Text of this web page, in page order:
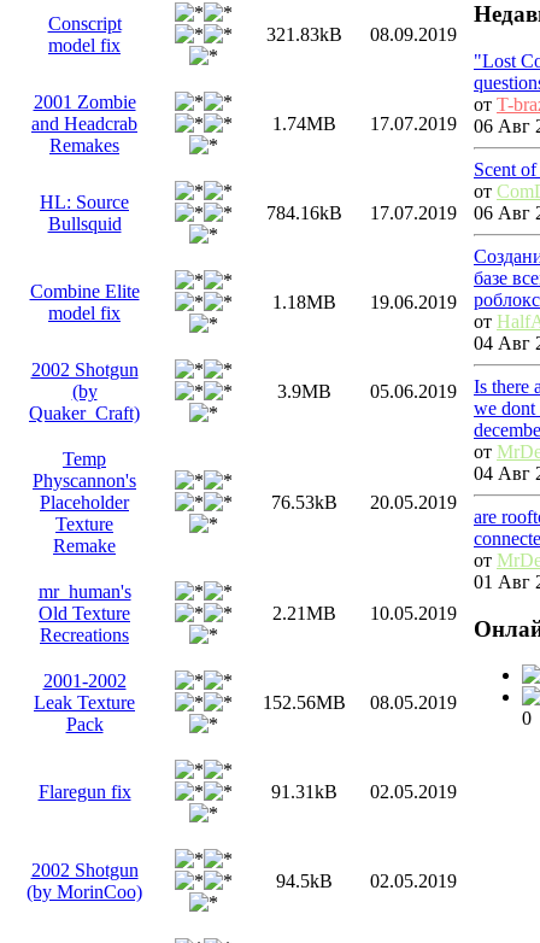
Conscript
model fix
321.83kB 08.09.2019
2001 Zombie
and Headcrab
Remakes
1.74MB 17.07.2019
HL: Source
Bullsquid
784.16kB 17.07.2019
Combine Elite
model fix
1.18MB 19.06.2019
2002 Shotgun
(by
Quaker_Craft)
3.9MB 05.06.2019
Temp
Physcannon's
Placeholder
Texture
Remake
76.53kB 20.05.2019
mr_human's
Old Texture
Recreations
2.21MB 10.05.2019
2001-2002
Leak Texture
Pack
152.56MB 08.05.2019
Flaregun fix 91.31kB 02.05.2019
2002 Shotgun
(by MorinCoo)
94.5kB 02.05.2019
"Lost
от T-
06 Авг
Scent
от
06 Авг
базе
от
04 Авг
Is there
we dont
от
04 Авг
are
от
01 Авг
0